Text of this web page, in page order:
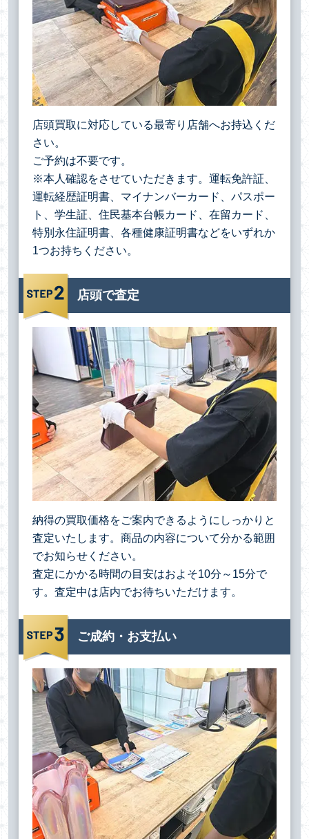
店頭買取に対応している最寄り店舗へお持込くだ
さい。
ご予約は不要です。
※本人確認をさせていただきます。運転免許証、
運転経歴証明書、マイナンバーカード、パスポー
ト、学生証、住民基本台帳カード、在留カード、
特別永住証明書、各種健康証明書などをいずれか
1つお持ちください。
店頭で査定
納得の買取価格をご案内できるようにしっかりと
査定いたします。商品の内容について分かる範囲
でお知らせください。
査定にかかる時間の目安はおよそ10分～15分で
す。査定中は店内でお待ちいただけます。
ご成約・お支払い